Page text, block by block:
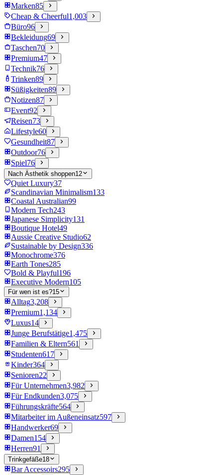
Marken85
Cheap & Cheerful1,003
Büro96
Bekleidung69
Taschen70
Premium47
Technik76
Trinken89
Süßigkeiten89
Notizen87
Event92
Reisen73
Lifestyle60
Gesundheit87
Outdoor76
Spiel76
Nach Ästhetik shoppen12
Quiet Luxury37
Scandinavian Minimalism133
Coastal Australian99
Modern Tech243
Japanese Simplicity131
Boutique Hotel49
Aussie Creative Studio62
Sustainable by Design336
Monochrome376
Earth Tones285
Bold & Playful196
Executive Modern105
Für wen ist es?15
Alltag3,208
Premium1,134
Luxus14
Junge Berufstätige1,475
Familien & Eltern561
Studenten617
Kinder364
Senioren22
Für Unternehmen3,982
Für Endkunden3,075
Führungskräfte564
Mitarbeiter im Außeneinsatz597
Handwerker69
Damen154
Herren91
Trinkgefäße18
Bar Accessoirs295